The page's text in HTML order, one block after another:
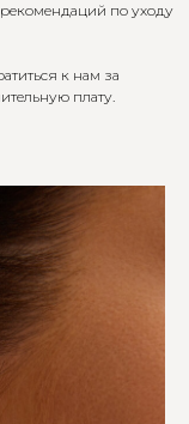
по уходу
к нам за
плату.